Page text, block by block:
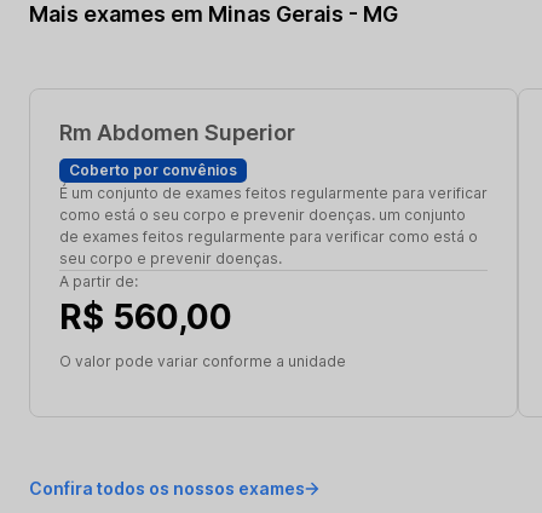
Mais exames em Minas Gerais - MG
Rm Abdomen Superior
Coberto por convênios
É um conjunto de exames feitos regularmente para verificar
como está o seu corpo e prevenir doenças. um conjunto
de exames feitos regularmente para verificar como está o
seu corpo e prevenir doenças.
A partir de:
R$ 560,00
O valor pode variar conforme a unidade
Confira todos os nossos exames